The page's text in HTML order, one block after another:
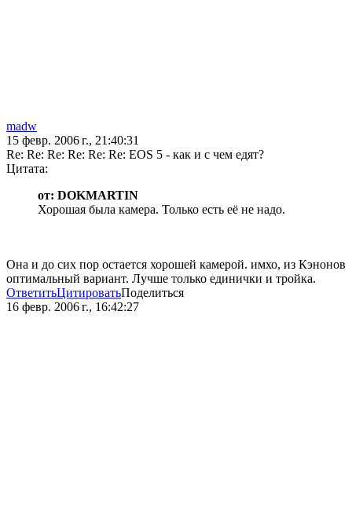
madw
15 февр. 2006 г., 21:40:31
Re: Re: Re: Re: Re: Re: EOS 5 - как и с чем едят?
Цитата:
от: DOKMARTIN
Хорошая была камера. Только есть её не надо.
Она и до сих пор остается хорошей камерой. имхо, из Кэнонов
оптимальный вариант. Лучше только единички и тройка.
ОтветитьЦитироватьПоделиться
16 февр. 2006 г., 16:42:27